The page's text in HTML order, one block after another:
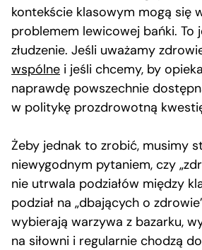
kontekście klasowym mogą się
problemem lewicowej bańki. To
złudzenie. Jeśli uważamy
wspólne i jeśli chcemy, by
naprawdę powszechnie
w politykę prozdrowotną
Żeby jednak to zrobić, musimy
niewygodnym pytaniem, czy
nie utrwala podziałów między
podział na „dbających o
wybierają warzywa z bazarku,
na siłowni i regularnie chodzą